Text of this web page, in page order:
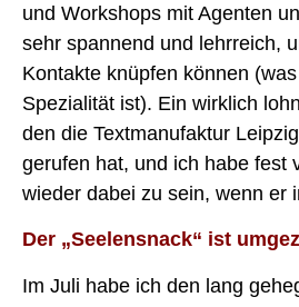
und Workshops mit Agenten
sehr spannend und lehrreich,
Kontakte knüpfen können
Spezialität ist). Ein wirklich
den die Textmanufaktur
gerufen hat, und ich habe fest
wieder dabei zu sein, wenn er
Der „Seelensnack“ ist
Im Juli habe ich den lang